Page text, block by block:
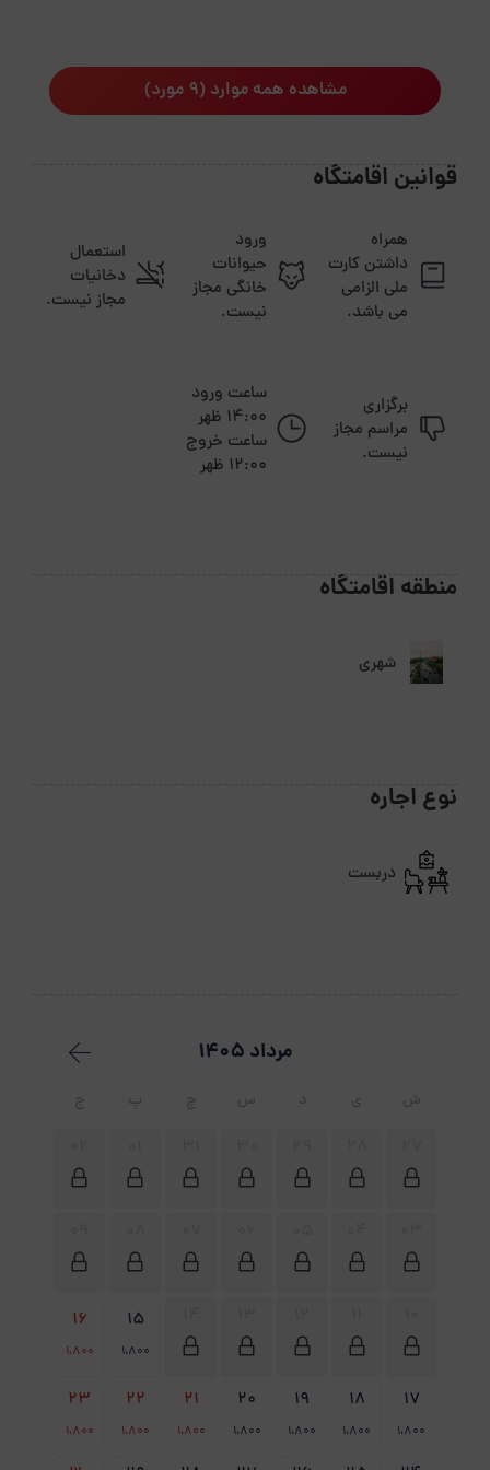
مشاهده همه موارد (9 مورد)
قوانین اقامتگاه
همراه
داشتن کارت
ملی الزامی
می باشد.
ورود
حیوانات
خانگی مجاز
نیست.
استعمال
دخانیات
مجاز نیست.
برگزاری
مراسم مجاز
نیست.
ساعت ورود
14:00 ظهر
ساعت خروج
12:00 ظهر
منطقه اقامتگاه
شهری
نوع اجاره
دربست
مرداد 1405
ش ی د س چ پ ج
15
1،800
16
1،800
17
1،800
18
1،800
19
1،800
20
1،800
21
1،800
22
1،800
23
1،800